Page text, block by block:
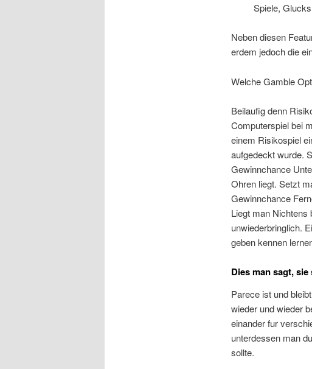
Spiele,
Neben diesen
erdem jedoch die
Welche Gamble
Beilaufig denn
Computerspiel bei
einem Risikospiel
aufgedeckt wurde.
Gewinnchance
Ohren liegt. Setzt
Gewinnchance
Liegt man Nichtens
unwiederbringlich.
geben kennen
Dies man sagt,
Parece ist und
wieder und wieder
einander fur
unterdessen man
sollte.